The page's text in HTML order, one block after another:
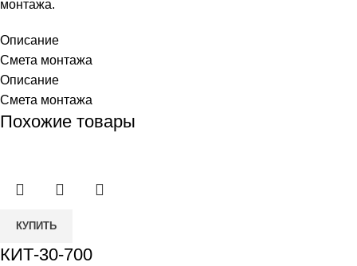
монтажа.
Описание
Смета монтажа
Описание
Смета монтажа
Похожие товары
Количество
КИТ-30-
КУПИТЬ
КИТ-30-700